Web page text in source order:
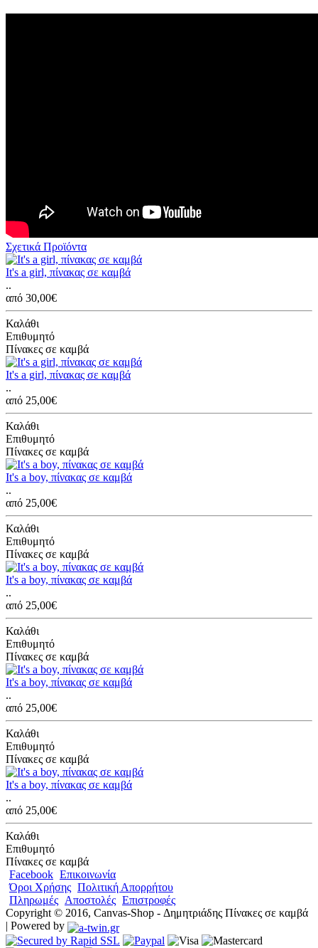
Σχετικά Προϊόντα
It's a girl, πίνακας σε καμβά
..
από 30,00€
Καλάθι
Επιθυμητό
Πίνακες σε καμβά
It's a girl, πίνακας σε καμβά
..
από 25,00€
Καλάθι
Επιθυμητό
Πίνακες σε καμβά
It's a boy, πίνακας σε καμβά
..
από 25,00€
Καλάθι
Επιθυμητό
Πίνακες σε καμβά
It's a boy, πίνακας σε καμβά
..
από 25,00€
Καλάθι
Επιθυμητό
Πίνακες σε καμβά
It's a boy, πίνακας σε καμβά
..
από 25,00€
Καλάθι
Επιθυμητό
Πίνακες σε καμβά
It's a boy, πίνακας σε καμβά
..
από 25,00€
Καλάθι
Επιθυμητό
Πίνακες σε καμβά
Facebook Επικοινωνία
Όροι Χρήσης Πολιτική Απορρήτου
Πληρωμές Αποστολές Επιστροφές
Copyright © 2016, Canvas-Shop - Δημητριάδης Πίνακες σε καμβά
| Powered by